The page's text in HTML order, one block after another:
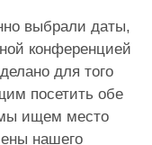
выбрали даты,
конференцией
для того
посетить обе
ищем место
нашего